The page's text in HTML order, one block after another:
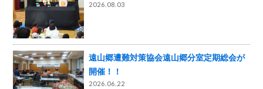
2026.08.03
遠山郷遭難対策協会遠山郷分室定期総会が
開催！！
2026.06.22